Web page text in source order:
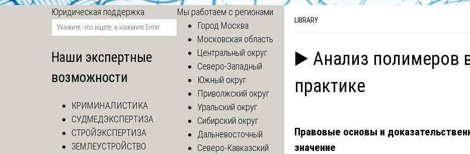
LIBRARY
▶️ Анализ полимеров
практике
Правовые основы и
значение
Юридическая поддержка
Наши экспертные
возможности
КРИМИНАЛИСТИКА
СУДМЕДЭКСПЕРТИЗА
СТРОЙЭКСПЕРТИЗА
ЗЕМЛЕУСТРОЙСТВО
Мы работаем с регионами
Город Москва
Московская область
Центральный округ
Северо-Западный
Южный округ
Приволжский округ
Уральский округ
Сибирский округ
Дальневосточный
Северо-Кавказский